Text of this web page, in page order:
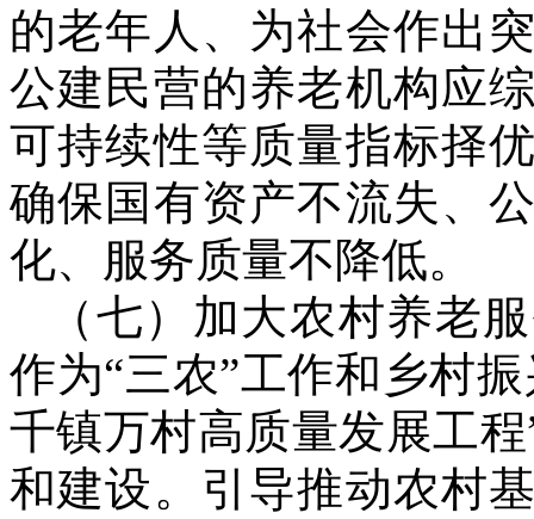
的老年人、为社会作出
公建民营的养老机构应
可持续性等质量指标择
确保国有资产不流失、
化、服务质量不降低。
（七）加大农村养老
作为“三农”工作和乡村
千镇万村高质量发展工
和建设。引导推动农村